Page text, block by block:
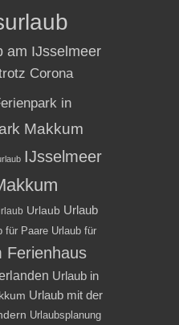
am IJsselmeer
Corona
in
Makkum
IJsselmeer
Urlaub Urlaub
für Paare Urlaub für
Ferienhaus
Urlaub in
Urlaub mit der
Urlaubsplanung